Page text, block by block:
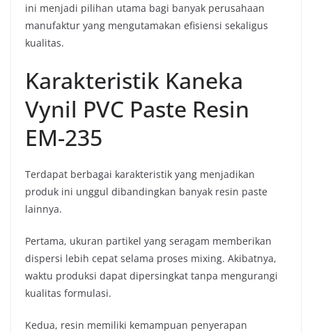
ini menjadi pilihan utama bagi banyak perusahaan
manufaktur yang mengutamakan efisiensi sekaligus
kualitas.
Karakteristik Kaneka
Vynil PVC Paste Resin
EM-235
Terdapat berbagai karakteristik yang menjadikan
produk ini unggul dibandingkan banyak resin paste
lainnya.
Pertama, ukuran partikel yang seragam memberikan
dispersi lebih cepat selama proses mixing. Akibatnya,
waktu produksi dapat dipersingkat tanpa mengurangi
kualitas formulasi.
Kedua, resin memiliki kemampuan penyerapan